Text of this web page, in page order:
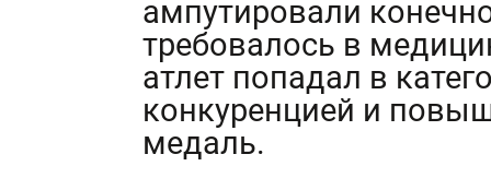
ампутировали
требовалось в
атлет попадал в
конкуренцией и
медаль.